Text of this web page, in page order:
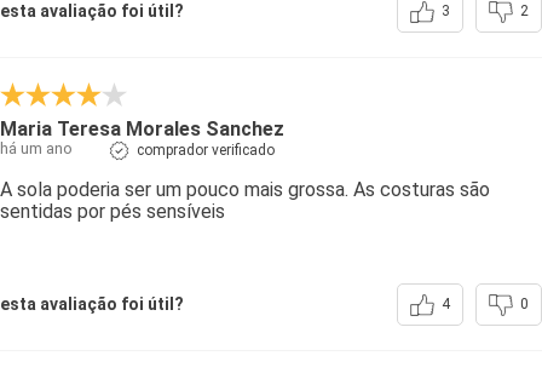
esta avaliação foi útil? 3 2
Maria Teresa Morales Sanchez
há um ano comprador verificado
A sola poderia ser um pouco mais grossa. As costuras são
sentidas por pés sensíveis
esta avaliação foi útil? 4 0